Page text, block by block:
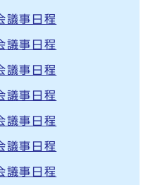
議事日程
議事日程
議事日程
議事日程
議事日程
議事日程
議事日程